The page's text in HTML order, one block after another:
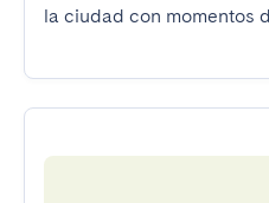
la ciudad con momentos